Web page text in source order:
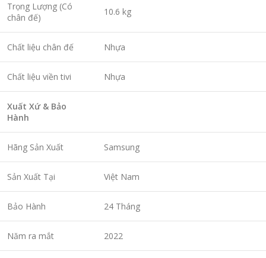
Trọng Lượng (Có
chân đế)
10.6 kg
Chất liệu chân đế Nhựa
Chất liệu viền tivi Nhựa
Xuất Xứ & Bảo
Hành
Hãng Sản Xuất Samsung
Sản Xuất Tại Việt Nam
Bảo Hành 24 Tháng
Năm ra mắt 2022